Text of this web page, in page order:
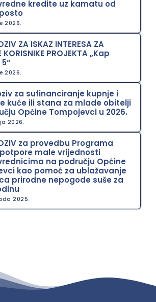
kredite uz kamatu od
2026.
ZA ISKAZ INTERESA ZA
KORISNIKE PROJEKTA „Kap
2026.
za sufinanciranje kupnje i
kuće ili stana za mlade obitelji
Općine Tompojevci u 2026.
2026.
za provedbu Programa
male vrijednosti
na području Općine
kao pomoć za ublažavanje
prirodne nepogode suše za
2025.